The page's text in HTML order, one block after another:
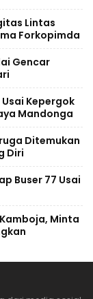
Lintas
Forkopimda
Gencar
Kepergok
Mandonga
Ditemukan
Diri
Buser 77 Usai
Minta